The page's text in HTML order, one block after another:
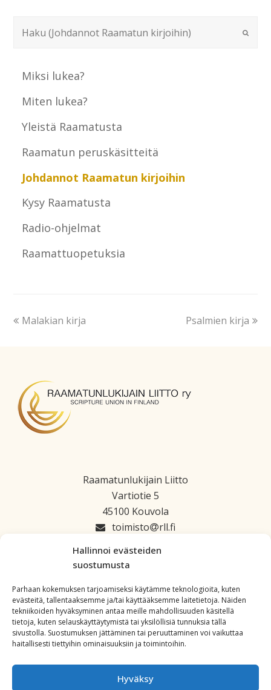
Hallinnoi evästeiden
suostumusta
Parhaan kokemuksen tarjoamiseksi käytämme teknologioita, kuten
evästeitä, tallentaaksemme ja/tai käyttääksemme laitetietoja. Näiden
tekniikoiden hyväksyminen antaa meille mahdollisuuden käsitellä
tietoja, kuten selauskäyttäytymistä tai yksilöllisiä tunnuksia tällä
sivustolla. Suostumuksen jättäminen tai peruuttaminen voi vaikuttaa
haitallisesti tiettyihin ominaisuuksiin ja toimintoihin.
Hyväksy
Miksi lukea?
Miten lukea?
Yleistä Raamatusta
Raamatun peruskäsitteitä
Johdannot Raamatun kirjoihin
Kysy Raamatusta
Radio-ohjelmat
Raamattuopetuksia
Malakian kirja Psalmien kirja
Raamatunlukijain Liitto
Vartiotie 5
45100 Kouvola
toimisto
rll.fi